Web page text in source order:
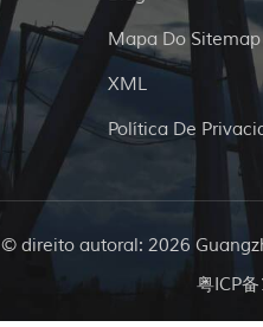
Mapa Do Sitemap
XML
Política De
© direito autoral: 2026
粤ICP